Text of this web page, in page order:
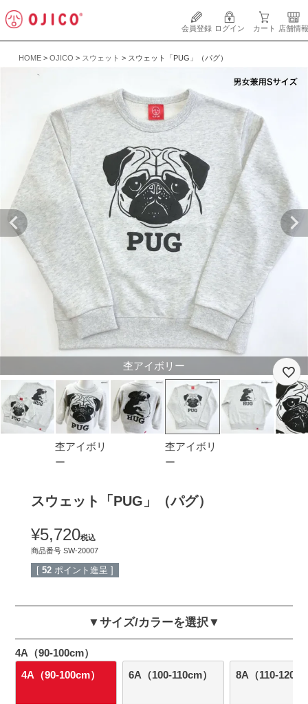
会員登録 ログイン カート 店舗情報
HOME OJICO スウェット スウェット「PUG」（パグ）
杢アイボリー
杢アイボリ
ー
杢アイボリ
ー
スウェット「PUG」（パグ）
¥5,720税込
商品番号 SW-20007
[ 52 ポイント進呈 ]
▼サイズ/カラーを選択▼
4A（90-100cm）
4A（90-100cm）
6A（100-110cm） 8A（110-